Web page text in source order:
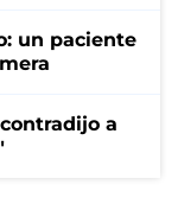
un paciente
a